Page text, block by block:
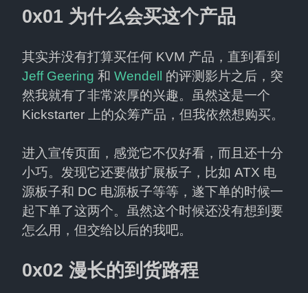
0x01 为什么会买这个产品
Jeff Geering 和 Wendell
的评测影片之后，突
然我就有了非常浓厚的兴趣。虽然这是一个
Kickstarter 上的众筹产品，但我依然想购买。
进入宣传页面，感觉它不仅好看，而且还十分
小巧。发现它还要做扩展板子，比如 ATX 电
源板子和 DC 电源板子等等，遂下单的时候一
起下单了这两个。虽然这个时候还没有想到要
怎么用，但交给以后的我吧。
0x02 漫长的到货路程